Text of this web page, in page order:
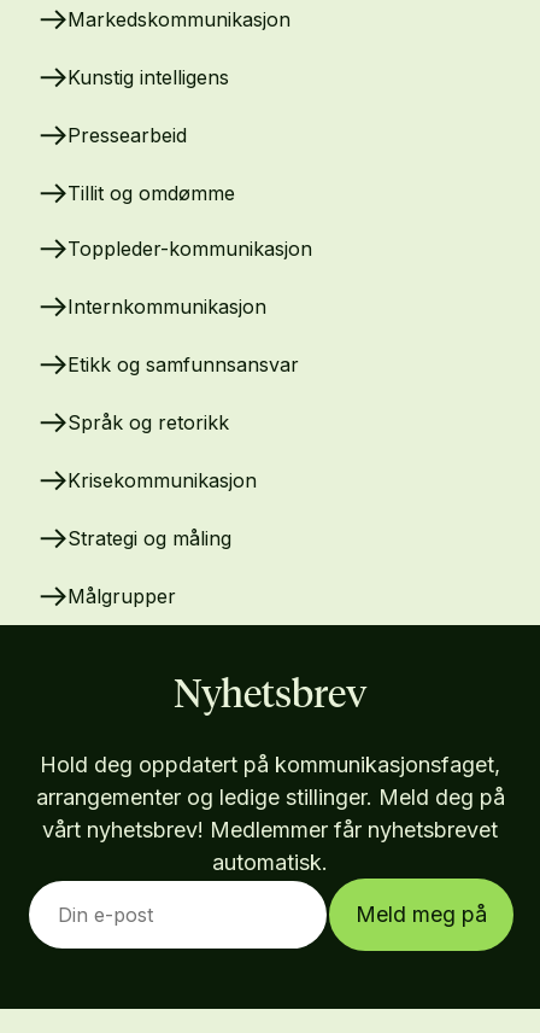
Markedskommunikasjon
Kunstig intelligens
Pressearbeid
Tillit og omdømme
Toppleder-kommunikasjon
Internkommunikasjon
Etikk og samfunnsansvar
Språk og retorikk
Krisekommunikasjon
Strategi og måling
Målgrupper
Nyhetsbrev
Hold deg oppdatert på kommunikasjonsfaget,
arrangementer og ledige stillinger. Meld deg på
vårt nyhetsbrev! Medlemmer får nyhetsbrevet
automatisk.
Meld meg på